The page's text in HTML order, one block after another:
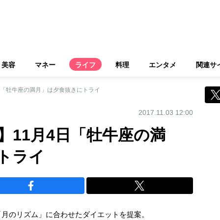
美容 マネー ライフ 料理 エンタメ 関連サ
牡牛座の満月」は夕食抜きにトライ
2017.11.03 12:00
11月4日「牡牛座の満
ライ
のリズム」に合わせたダイエットを提案。